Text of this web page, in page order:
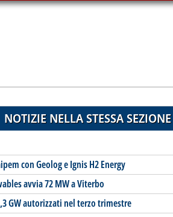
NOTIZIE NELLA STESSA SEZIONE
con Geolog e Ignis H2 Energy
avvia 72 MW a Viterbo
GW autorizzati nel terzo trimestre